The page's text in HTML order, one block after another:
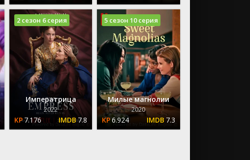
Императрица
2022
7.176 7.8
2 сезон 6 серия
Милые магнолии
2020
6.924 7.3
5 сезон 10 серия